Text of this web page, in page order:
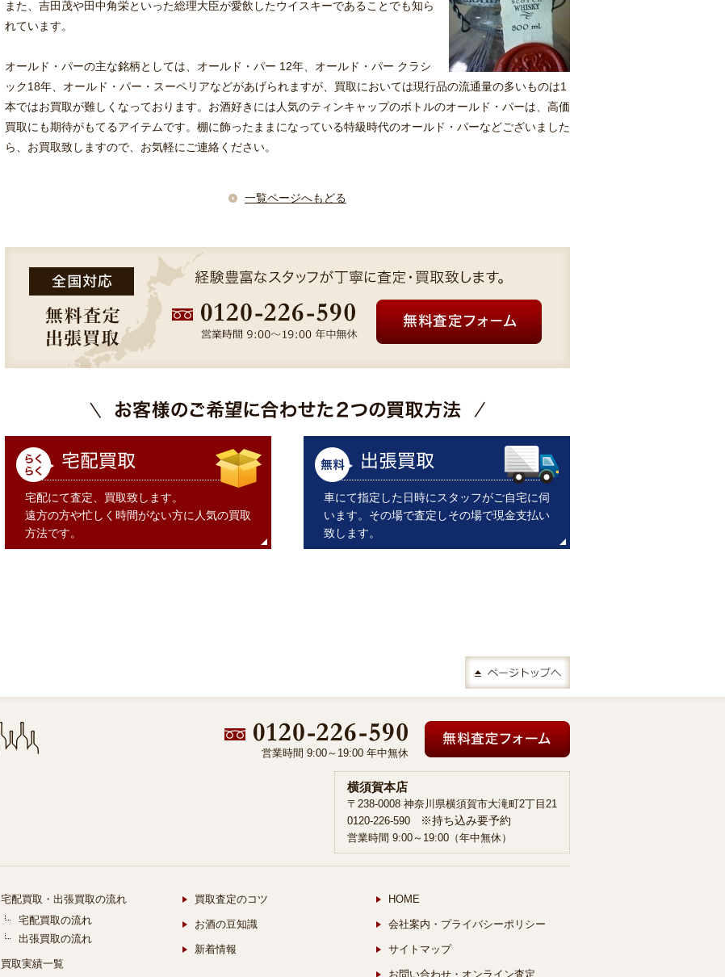
また、吉田茂や田中角栄といった総理大臣が愛飲したウイスキーであることでも知ら
れています。
オールド・パーの主な銘柄としては、オールド・パー 12年、オールド・パー クラシ
ック18年、オールド・パー・スーペリアなどがあげられますが、買取においては現行品の流通量の多いものは1
本ではお買取が難しくなっております。 お酒好きには人気のティンキャップのボトルのオールド・パーは、高価
買取にも期待がもてるアイテムです。 棚に飾ったままになっている特級時代のオールド・パーなどございました
ら、お買取致しますので、お気軽にご連絡ください。
一覧ページへもどる
宅配にて査定、買取致します。
遠方の方や忙しく時間がない方に人気の買取
方法です。
車にて指定した日時にスタッフがご自宅に伺
います。その場で査定しその場で現金支払い
致します。
営業時間 9:00～19:00 年中無休
横須賀本店
〒238-0008 神奈川県横須賀市大滝町2丁目21
0120-226-590
※持ち込み要予約
営業時間 9:00～19:00（年中無休）
宅配買取・出張買取の流れ
宅配買取の流れ
出張買取の流れ
買取実績一覧
買取査定のコツ
お酒の豆知識
新着情報
HOME
会社案内・プライバシーポリシー
サイトマップ
お問い合わせ・オンライン査定